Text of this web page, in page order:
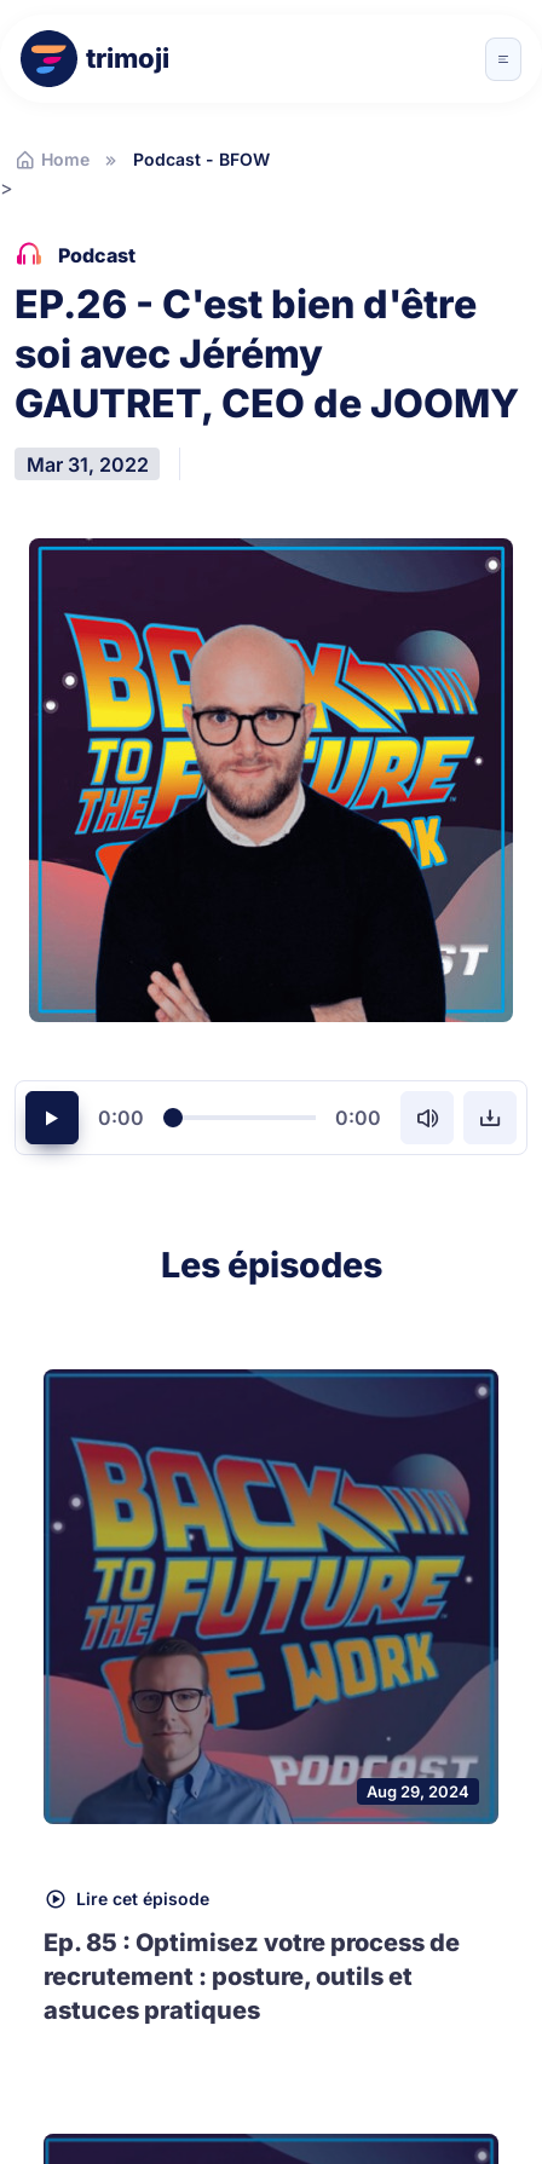
trimoji
Home Podcast - BFOW
>
Podcast
EP.26 - C'est bien d'être
soi avec Jérémy
GAUTRET, CEO de JOOMY
Mar 31, 2022
0:00 0:00
Les épisodes
Aug 29, 2024
Lire cet épisode
Ep. 85 : Optimisez votre process de
recrutement : posture, outils et
astuces pratiques